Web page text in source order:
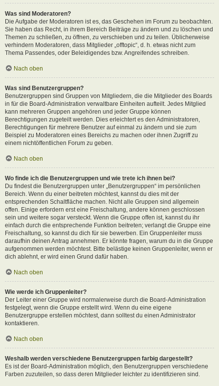
Was sind Moderatoren?
Die Aufgabe der Moderatoren ist es, das Geschehen im Forum zu beobachten.
Sie haben das Recht, in ihrem Bereich Beiträge zu ändern und zu löschen und
Themen zu schließen, zu öffnen, zu verschieben und zu teilen. Üblicherweise
verhindern Moderatoren, dass Mitglieder „offtopic“, d. h. etwas nicht zum
Thema Passendes, oder Beleidigendes bzw. Angreifendes schreiben.
Nach oben
Was sind Benutzergruppen?
Benutzergruppen sind Gruppen von Mitgliedern, die die Mitglieder des Boards
in für die Board-Administration verwaltbare Einheiten aufteilt. Jedes Mitglied
kann mehreren Gruppen angehören und jeder Gruppe können
Berechtigungen zugeteilt werden. Dies erleichtert es den Administratoren,
Berechtigungen für mehrere Benutzer auf einmal zu ändern und sie zum
Beispiel zu Moderatoren eines Bereichs zu machen oder ihnen Zugriff zu
einem nichtöffentlichen Forum zu geben.
Nach oben
Wo finde ich die Benutzergruppen und wie trete ich ihnen bei?
Du findest die Benutzergruppen unter „Benutzergruppen“ im persönlichen
Bereich. Wenn du einer beitreten möchtest, kannst du dies mit der
entsprechenden Schaltfläche machen. Nicht alle Gruppen sind allgemein
offen. Einige erfordern erst eine Freischaltung, andere können geschlossen
sein und weitere sogar versteckt. Wenn die Gruppe offen ist, kannst du ihr
einfach durch die entsprechende Funktion beitreten; verlangt die Gruppe eine
Freischaltung, so kannst du dich für sie bewerben. Ein Gruppenleiter muss
daraufhin deinen Antrag annehmen. Er könnte fragen, warum du in die Gruppe
aufgenommen werden möchtest. Bitte belästige keinen Gruppenleiter, wenn er
dich ablehnt, er wird einen Grund dafür haben.
Nach oben
Wie werde ich Gruppenleiter?
Der Leiter einer Gruppe wird normalerweise durch die Board-Administration
festgelegt, wenn die Gruppe erstellt wird. Wenn du eine eigene
Benutzergruppe erstellen möchtest, dann solltest du einen Administrator
kontaktieren.
Nach oben
Weshalb werden verschiedene Benutzergruppen farbig dargestellt?
Es ist der Board-Administration möglich, den Benutzergruppen verschiedene
Farben zuzuteilen, so dass deren Mitglieder leichter zu identifizieren sind.